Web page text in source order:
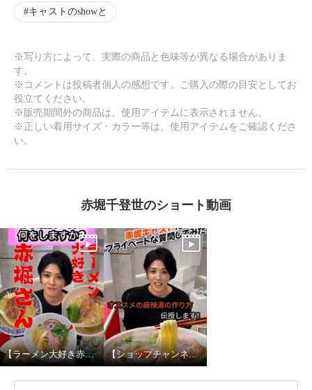
キャストのshowと
※写り方によって、実際の商品と色味等が異なる場合がありま
す。
※コメントは投稿者個人の感想です。ご購入の際の目安としてお
役立てください。
※販売期間外の商品は、使用アイテムに表示されません。
※正しい着用サイズ・カラー等は、使用アイテムをご確認くださ
い。
赤堀千登世のショート動画
【ラーメン大好き赤堀さん】赤堀キャストにプライベートな質問してみたPART2 【ショップチャンネルのNo.1ラーメン好き⁉︎】赤堀キャストにプライベートな質問してみた